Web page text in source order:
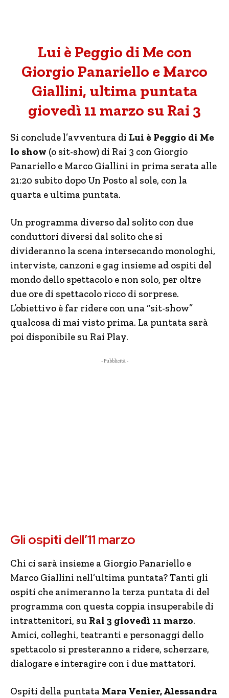
Lui è Peggio di Me con
Giorgio Panariello e Marco
Giallini, ultima puntata
giovedì 11 marzo su Rai 3
Si conclude l’avventura di Lui è Peggio di Me
lo show (o sit-show) di Rai 3 con Giorgio
Panariello e Marco Giallini in prima serata alle
21:20 subito dopo Un Posto al sole, con la
quarta e ultima puntata.
Un programma diverso dal solito con due
conduttori diversi dal solito che si
divideranno la scena intersecando monologhi,
interviste, canzoni e gag insieme ad ospiti del
mondo dello spettacolo e non solo, per oltre
due ore di spettacolo ricco di sorprese.
L’obiettivo è far ridere con una “sit-show”
qualcosa di mai visto prima. La puntata sarà
poi disponibile su Rai Play.
- Pubblicità -
Gli ospiti dell’11 marzo
Chi ci sarà insieme a Giorgio Panariello e
Marco Giallini nell’ultima puntata? Tanti gli
ospiti che animeranno la terza puntata di del
programma con questa coppia insuperabile di
intrattenitori, su Rai 3 giovedì 11 marzo.
Amici, colleghi, teatranti e personaggi dello
spettacolo si presteranno a ridere, scherzare,
dialogare e interagire con i due mattatori.
Ospiti della puntata Mara Venier, Alessandra